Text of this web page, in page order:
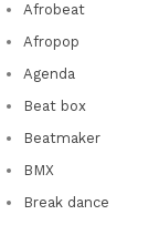
Afrobeat
Afropop
Agenda
Beat box
Beatmaker
BMX
Break dance